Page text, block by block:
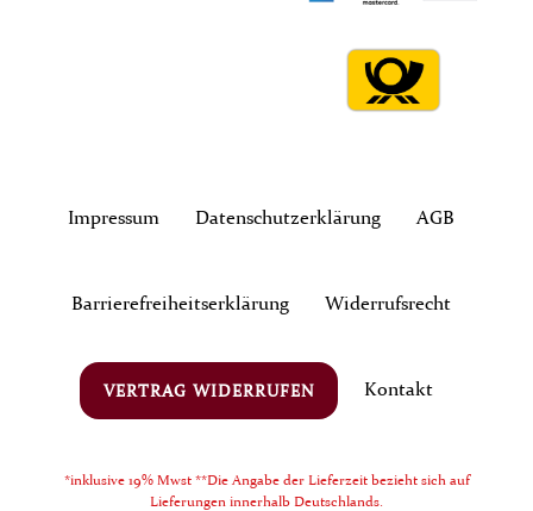
Impressum Daten­schutz­erklärung AGB
Barrierefreiheitserklärung Widerrufs­recht
VERTRAG WIDERRUFEN Kontakt
*inklusive 19% Mwst **Die Angabe der Lieferzeit bezieht sich auf
Lieferungen innerhalb Deutschlands.